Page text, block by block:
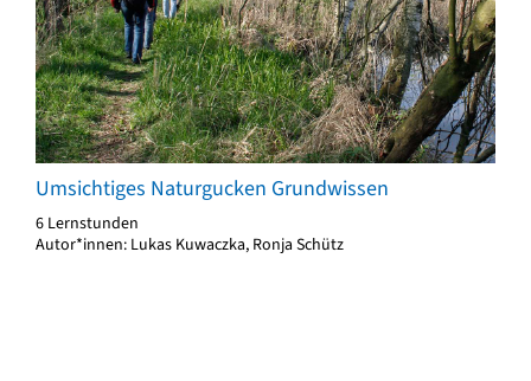
Umsichtiges Naturgucken Grundwissen
6 Lernstunden
Autor*innen: Lukas Kuwaczka, Ronja Schütz